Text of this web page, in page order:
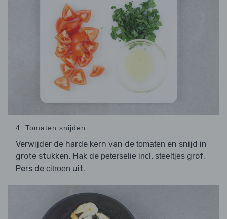
4. Tomaten snijden
Verwijder de harde kern van de tomaten en snijd in
grote stukken. Hak de peterselie incl. steeltjes grof.
Pers de citroen uit.